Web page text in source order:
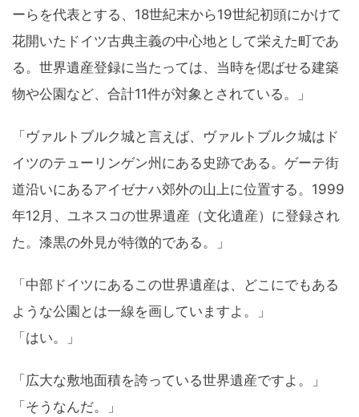
ーらを代表とする、18世紀末から19世紀初頭にかけて
花開いたドイツ古典主義の中心地として栄えた町であ
る。世界遺産登録に当たっては、当時を偲ばせる建築
物や公園など、合計11件が対象とされている。」
「ヴァルトブルク城と言えば、ヴァルトブルク城はド
イツのテューリンゲン州にある史跡である。ゲーテ街
道沿いにあるアイゼナハ郊外の山上に位置する。1999
年12月、ユネスコの世界遺産（文化遺産）に登録され
た。漆黒の外見が特徴的である。」
「中部ドイツにあるこの世界遺産は、どこにでもある
ような公園とは一線を画していますよ。」
「はい。」
「広大な敷地面積を誇っている世界遺産ですよ。」
「そうなんだ。」